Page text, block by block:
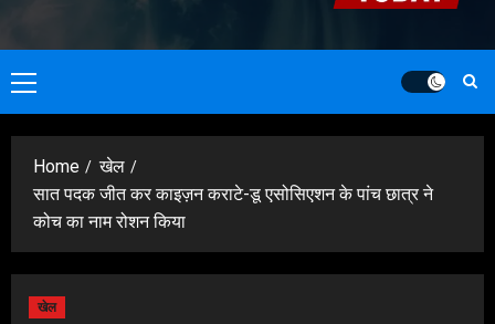
Primary
Menu
Home
खेल
सात पदक जीत कर काइज़न कराटे-डू एसोसिएशन के पांच छात्र ने
कोच का नाम रोशन किया
खेल